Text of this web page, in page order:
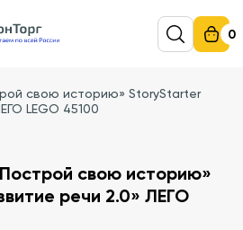
0
свою историю» StoryStarter
LEGO 45100
свою историю»
речи 2.0» ЛЕГО